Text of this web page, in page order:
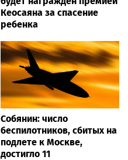
Кеосаяна за спасение
ребенка
Собянин: число
беспилотников, сбитых на
подлете к Москве,
достигло 11